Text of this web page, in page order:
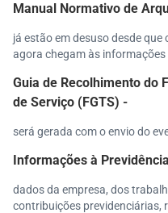
Manual Normativo de
já estão em desuso desde que
agora chegam às
Guia de Recolhimento do
de Serviço (FGTS) -
será gerada com o envio do
Informações à
dados da empresa, dos
contribuições previdenciárias,